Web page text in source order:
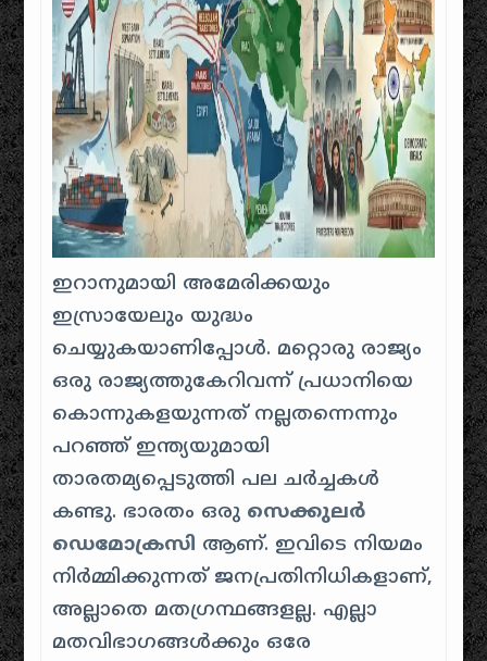
ഇറാനുമായി അമേരിക്കയും
ഇസ്രായേലും യുദ്ധം
ചെയ്യുകയാണിപ്പോൾ. മറ്റൊരു രാജ്യം
ഒരു രാജ്യത്തുകേറിവന്ന് പ്രധാനിയെ
കൊന്നുകളയുന്നത് നല്ലതന്നെന്നും
പറഞ്ഞ് ഇന്ത്യയുമായി
താരതമ്യപ്പെടുത്തി പല ചർച്ചകൾ
കണ്ടു. ഭാരതം ഒരു സെക്കുലർ
ഡെമോക്രസി ആണ്. ഇവിടെ നിയമം
നിർമ്മിക്കുന്നത് ജനപ്രതിനിധികളാണ്,
അല്ലാതെ മതഗ്രന്ഥങ്ങളല്ല. എല്ലാ
മതവിഭാഗങ്ങൾക്കും ഒരേ